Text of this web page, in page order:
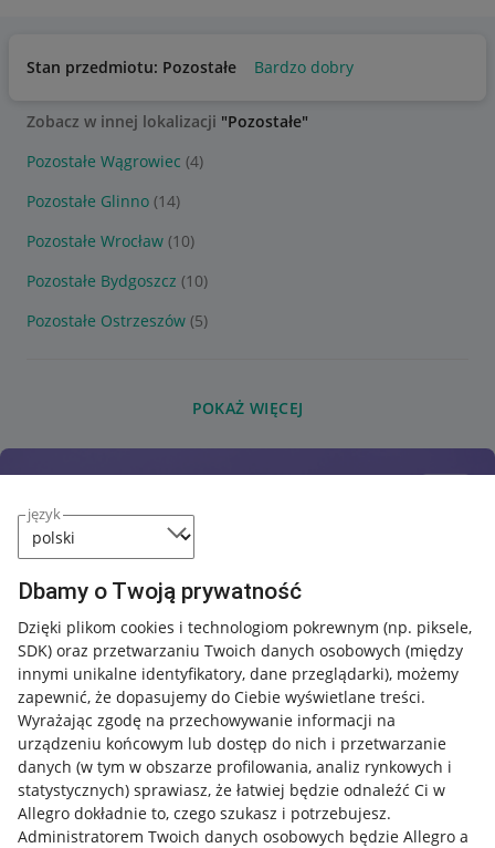
język
Dbamy o Twoją prywatność
Dzięki plikom cookies i technologiom pokrewnym (np. piksele,
SDK) oraz przetwarzaniu Twoich danych osobowych (między
innymi unikalne identyfikatory, dane przeglądarki), możemy
zapewnić, że dopasujemy do Ciebie wyświetlane treści.
Wyrażając zgodę na przechowywanie informacji na
urządzeniu końcowym lub dostęp do nich i przetwarzanie
danych (w tym w obszarze profilowania, analiz rynkowych i
statystycznych) sprawiasz, że łatwiej będzie odnaleźć Ci w
Allegro dokładnie to, czego szukasz i potrzebujesz.
Administratorem Twoich danych osobowych będzie Allegro a
Stan przedmiotu: Pozostałe Bardzo dobry
Zobacz w innej lokalizacji "Pozostałe"
Pozostałe Wągrowiec (4)
Pozostałe Glinno (14)
Pozostałe Wrocław (10)
Pozostałe Bydgoszcz (10)
Pozostałe Ostrzeszów (5)
POKAŻ WIĘCEJ